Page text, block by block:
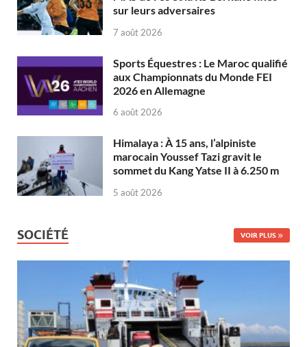
sur leurs adversaires
7 août 2026
Sports Équestres : Le Maroc qualifié
aux Championnats du Monde FEI
2026 en Allemagne
6 août 2026
Himalaya : À 15 ans, l’alpiniste
marocain Youssef Tazi gravit le
sommet du Kang Yatse II à 6.250 m
5 août 2026
SOCIÉTÉ VOIR PLUS